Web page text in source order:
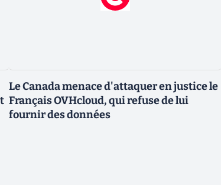
Le Canada menace d'attaquer en justice le
Français OVHcloud, qui refuse de lui
fournir des données